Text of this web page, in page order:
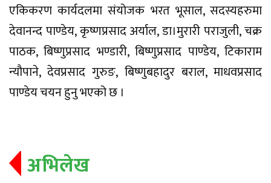
एकिकरण कार्यदलमा संयोजक भरत भूसाल, सदस्यहरुमा
देवानन्द पाण्डेय, कृष्णप्रसाद अर्याल, डा।मुरारी पराजुली, चक्र
पाठक, बिष्णुप्रसाद भण्डारी, बिष्णुप्रसाद पाण्डेय, टिकाराम
न्यौपाने, देवप्रसाद गुरुङ, बिष्णुबहादुर बराल, माधवप्रसाद
पाण्डेय चयन हुनु भएको छ ।
अभिलेख